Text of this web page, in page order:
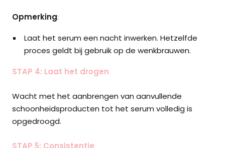
Opmerking:
Laat het serum een nacht inwerken. Hetzelfde
proces geldt bij gebruik op de wenkbrauwen.
STAP 4: Laat het drogen
Wacht met het aanbrengen van aanvullende
schoonheidsproducten tot het serum volledig is
opgedroogd.
STAP 5: Consistentie